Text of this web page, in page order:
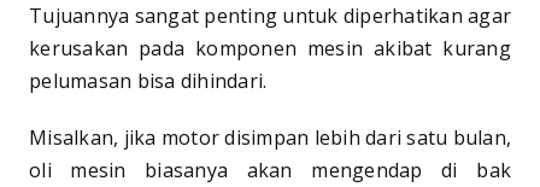
Tujuannya sangat penting untuk diperhatikan agar
kerusakan pada komponen mesin akibat kurang
pelumasan bisa dihindari.
Misalkan, jika motor disimpan lebih dari satu bulan,
oli mesin biasanya akan mengendap di bak